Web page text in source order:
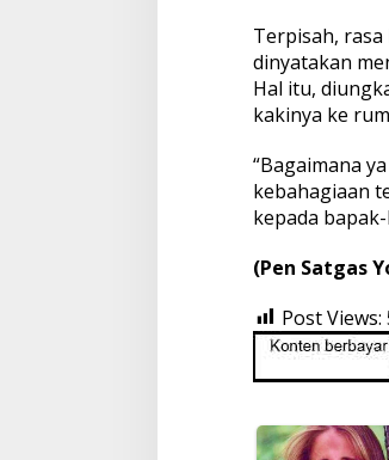
Terpisah,
dinyatakan
Hal itu,
kakinya ke
“Bagaimana
kebahagiaan
kepada
(Pen Satgas
Post Views: